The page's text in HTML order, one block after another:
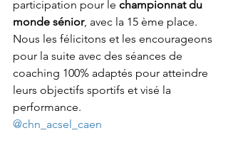
participation pour le championnat du
monde sénior, avec la 15 ème place.
Nous les félicitons et les encourageons
pour la suite avec des séances de
coaching 100% adaptés pour atteindre
leurs objectifs sportifs et visé la
performance.
@chn_acsel_caen